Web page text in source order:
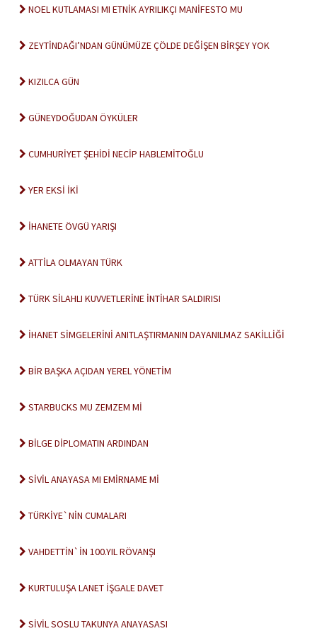
NOEL KUTLAMASI MI ETNİK AYRILIKÇI MANİFESTO MU
ZEYTİNDAĞI’NDAN GÜNÜMÜZE ÇÖLDE DEĞİŞEN BİRŞEY YOK
KIZILCA GÜN
GÜNEYDOĞUDAN ÖYKÜLER
CUMHURİYET ŞEHİDİ NECİP HABLEMİTOĞLU
YER EKSİ İKİ
İHANETE ÖVGÜ YARIŞI
ATTİLA OLMAYAN TÜRK
TÜRK SİLAHLI KUVVETLERİNE İNTİHAR SALDIRISI
İHANET SİMGELERİNİ ANITLAŞTIRMANIN DAYANILMAZ SAKİLLİĞİ
BİR BAŞKA AÇIDAN YEREL YÖNETİM
STARBUCKS MU ZEMZEM Mİ
BİLGE DİPLOMATIN ARDINDAN
SİVİL ANAYASA MI EMİRNAME Mİ
TÜRKİYE`NİN CUMALARI
VAHDETTİN`İN 100.YIL RÖVANŞI
KURTULUŞA LANET İŞGALE DAVET
SİVİL SOSLU TAKUNYA ANAYASASI